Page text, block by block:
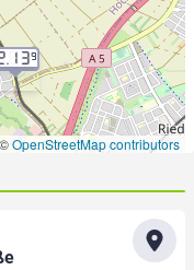
9
©OpenStreetMap contributors